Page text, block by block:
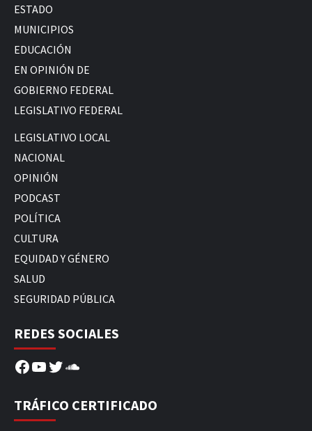
ESTADO
MUNICIPIOS
EDUCACIÓN
EN OPINIÓN DE
GOBIERNO FEDERAL
LEGISLATIVO FEDERAL
LEGISLATIVO LOCAL
NACIONAL
OPINIÓN
PODCAST
POLÍTICA
CULTURA
EQUIDAD Y GÉNERO
SALUD
SEGURIDAD PÚBLICA
REDES SOCIALES
Facebook
YouTube
Twitter
SoundCloud
TRÁFICO CERTIFICADO